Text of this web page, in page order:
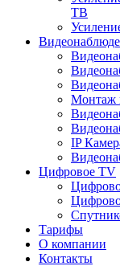
ТВ
Монтаж
IP
Цифровое TV
Тарифы
О компании
Контакты